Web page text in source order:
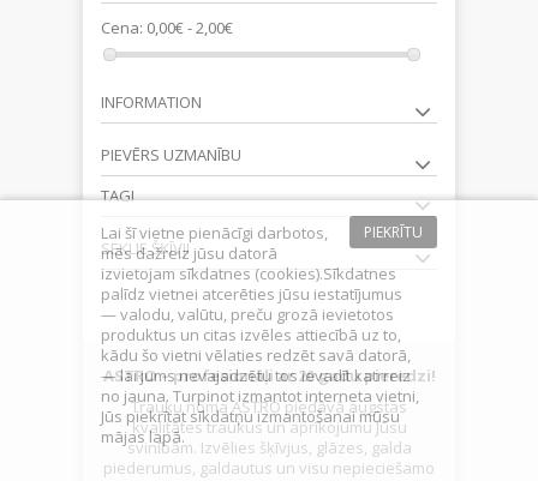
Cena: 0,00€ - 2,00€
INFORMATION
PIEVĒRS UZMANĪBU
TAGI
SEKLIE ŠĶĪVJI
ASTRO – profesionāļi ar 20 gadu pieredzi!
Trauku noma ASTRO piedāvā augstas
kvalitātes traukus un aprīkojumu Jūsu
svinībām. Izvēlies šķīvjus, glāzes, galda
piederumus, galdautus un visu nepieciešamo
PIEKRĪTU
Lai šī vietne pienācīgi darbotos,
mēs dažreiz jūsu datorā
izvietojam sīkdatnes (cookies).Sīkdatnes
palīdz vietnei atcerēties jūsu iestatījumus
— valodu, valūtu, preču grozā ievietotos
produktus un citas izvēles attiecībā uz to,
kādu šo vietni vēlaties redzēt savā datorā,
— lai jums nevajadzētu tos ievadīt katrreiz
no jauna. Turpinot izmantot interneta vietni,
Jūs piekrītat sīkdatņu izmantošanai mūsu
mājas lapā.